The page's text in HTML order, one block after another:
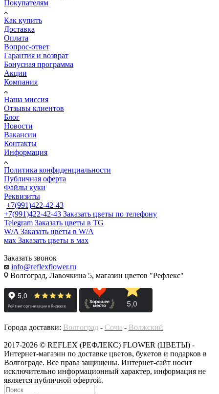
Покупателям
Как купить
Доставка
Оплата
Вопрос-ответ
Гарантия и возврат
Бонусная программа
Акции
Компания
Наша миссия
Отзывы клиентов
Блог
Новости
Вакансии
Контакты
Информация
Политика конфиденциальности
Публичная оферта
Файлы куки
Реквизиты
+7(991)422-42-43
+7(991)422-42-43 Заказать цветы по телефону
Telegram Заказать цветы в TG
W/A Заказать цветы в W/A
мах Заказать цветы в мах
Заказать звонок
info@reflexflower.ru
Волгоград, Лавочкина 5, магазин цветов "Рефлекс"
Города доставки: Волгоград - Сочи - Волжский
2017-2026 © REFLEX (РЕФЛЕКС) FLOWER (ЦВЕТЫ) -
Интернет-магазин по доставке цветов, букетов и подарков в
Волгограде. Все права защищены. Интернет-сайт носит
исключительно информационный характер, информация не
является публичной офертой.